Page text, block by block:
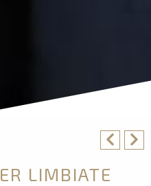
LIMBIATE